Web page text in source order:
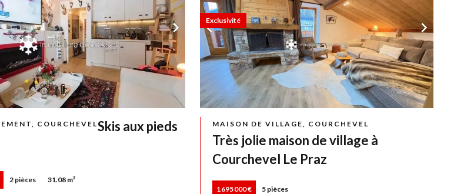
COURCHEVELSkis aux pieds
2 pièces 31.08 m²
MAISON DE VILLAGE, COURCHEVEL
Très jolie maison de village à
Courchevel Le Praz
1 695 000 € 5 pièces
Exclusivité